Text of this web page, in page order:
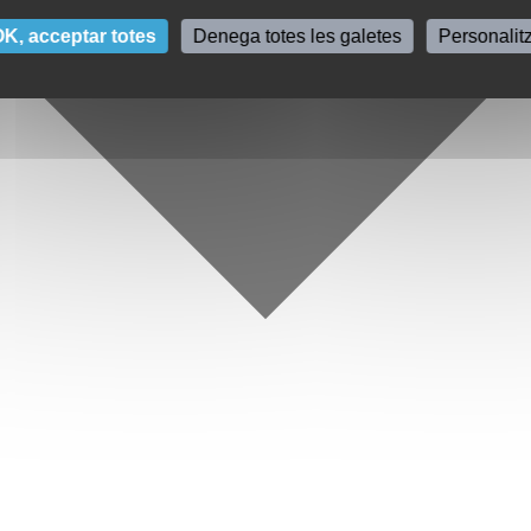
acceptar totes Denega totes les galetes